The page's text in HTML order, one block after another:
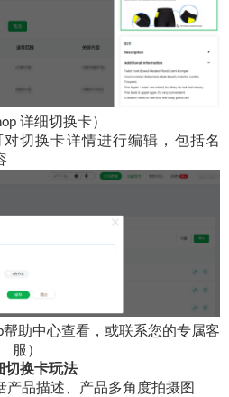
详细切换卡）
切换卡详情进行编辑，包括名
帮助中心查看，或联系您的专属客
服）
切换卡玩法
品描述、产品多角度拍摄图